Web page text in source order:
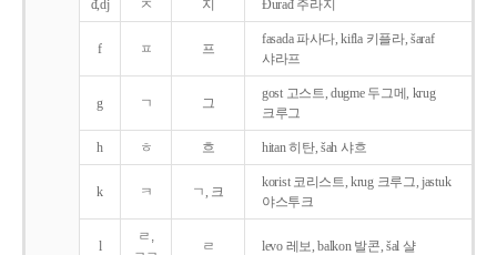
đ,dj ㅈ 지 Ðurađ 주라지
f ㅍ 프
fasada 파사다, kifla 키플라, šaraf
샤라프
g ㄱ 그
gost 고스트, dugme 두그메, krug
크루그
h ㅎ 흐 hitan 히탄, šah 샤흐
k ㅋ ㄱ, 크
korist 코리스트, krug 크루그, jastuk
야스투크
l
ㄹ,
ㄹ levo 레보, balkon 발콘, šal 샬